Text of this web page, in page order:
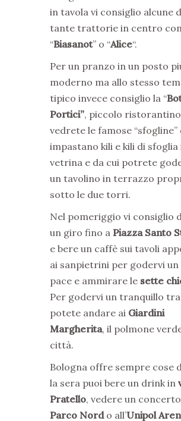
in tavola vi consiglio alcune
tante trattorie in centro
“Biasanot” o “Alice“.
Per un pranzo in un posto
moderno ma allo stesso
tipico invece consiglio la “
Portici”, piccolo
vedrete le famose “sfogline”
impastano kili e kili di sfoglia
vetrina e da cui potrete
un tavolino in terrazzo
sotto le due torri.
Nel pomeriggio vi consiglio
un giro fino a Piazza Santo
e bere un caffè sui tavoli
ai sanpietrini per godervi un
pace e ammirare le sette
Per godervi un tranquillo
potete andare ai Giardini
Margherita, il polmone
città.
Bologna offre sempre cose
la sera puoi bere un drink in
Pratello, vedere un
Parco Nordo all’Unipol